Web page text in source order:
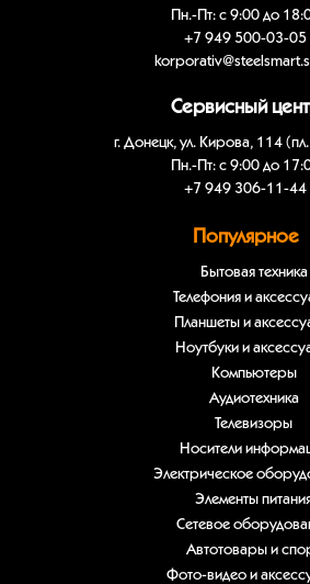
Пн.-Пт: с 9:00 до
+7 949 500-03-05
Сервисный
г. Донецк, ул. Кирова, 114
Пн.-Пт: с 9:00 до
+7 949 306-11-44
Популярное
Бытовая техника
Телефония и
Планшеты и
Ноутбуки и
Компьютеры
Аудиотехника
Телевизоры
Носители
Электрическое
Элементы
Сетевое
Автотовары и
Фото-видео и